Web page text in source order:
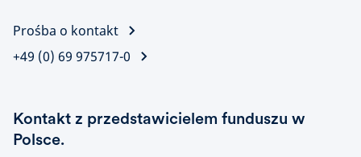
Prośba o kontakt
+49 (0) 69 975717-0
Kontakt z przedstawicielem funduszu w
Polsce.